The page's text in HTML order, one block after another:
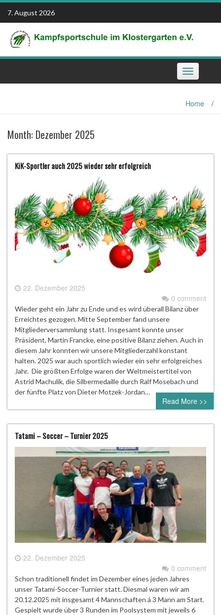
Skip
content
7. August 2026
Toggle
navigation
Home /
Month: Dezember 2025
KiK-Sportler auch 2025 wieder sehr erfolgreich
22. Dezember 2025
0 comment
Wieder geht ein Jahr zu Ende und es wird überall Bilanz über
Erreichtes gezogen. Mitte September fand unsere
Mitgliederversammlung statt. Insgesamt konnte unser
Präsident, Martin Francke, eine positive Bilanz ziehen. Auch in
diesem Jahr konnten wir unsere Mitgliederzahl konstant
halten. 2025 war auch sportlich wieder ein sehr erfolgreiches
Jahr. Die größten Erfolge waren der Weltmeistertitel von
Astrid Machulik, die Silbermedaille durch Ralf Mosebach und
der fünfte Platz von Dieter Motzek-Jordan…
Read More >>
Tatami – Soccer – Turnier 2025
22. Dezember 2025
0 comment
Schon traditionell findet im Dezember eines jeden Jahres
unser Tatami-Soccer-Turnier statt. Diesmal waren wir am
20.12.2025 mit insgesamt 4 Mannschaften á 3 Mann am Start.
Gespielt wurde über 3 Runden im Poolsystem mit jeweils 6